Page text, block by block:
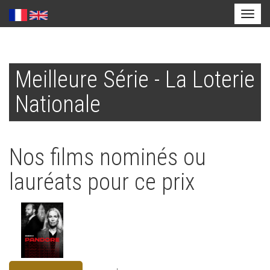
contenu
principal
Meilleure Série - La Loterie
Nationale
Nos films nominés ou
lauréats pour ce prix